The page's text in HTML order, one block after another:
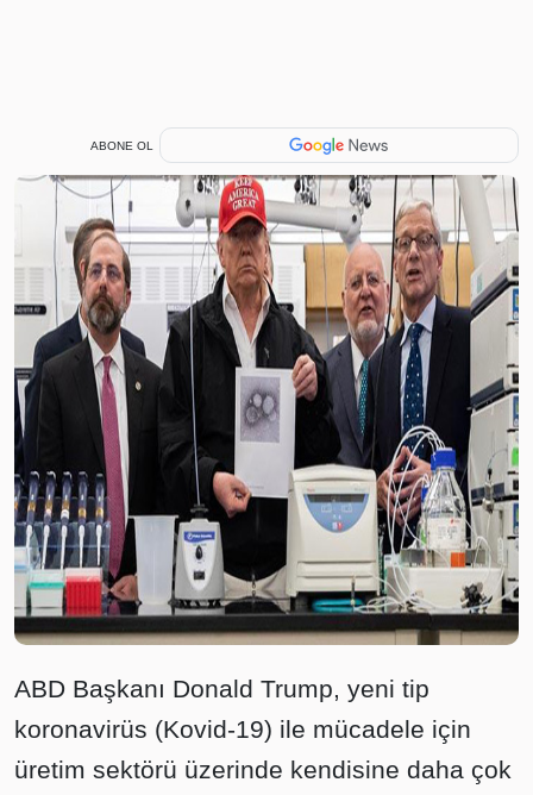
ABONE OL
ABD Başkanı Donald Trump, yeni tip
koronavirüs (Kovid-19) ile mücadele için
üretim sektörü üzerinde kendisine daha çok